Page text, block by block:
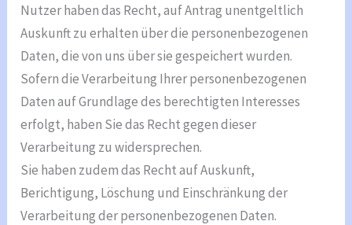
Nutzer haben das Recht, auf Antrag unentgeltlich
Auskunft zu erhalten über die personenbezogenen
Daten, die von uns über sie gespeichert wurden.
Sofern die Verarbeitung Ihrer personenbezogenen
Daten auf Grundlage des berechtigten Interesses
erfolgt, haben Sie das Recht gegen dieser
Verarbeitung zu widersprechen.
Sie haben zudem das Recht auf Auskunft,
Berichtigung, Löschung und Einschränkung der
Verarbeitung der personenbezogenen Daten.